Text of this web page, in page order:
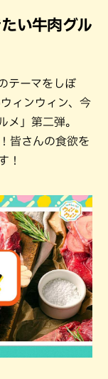
い牛肉グル
テーマをしぼ
ィンウィン、今
メ」第二弾。
皆さんの食欲を
！